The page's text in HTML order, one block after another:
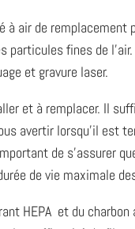
air de
fines de
et gravure laser.
et à remplacer. Il
avertir lorsqu’il
de s’assurer
de vie maximale
HEPA et du